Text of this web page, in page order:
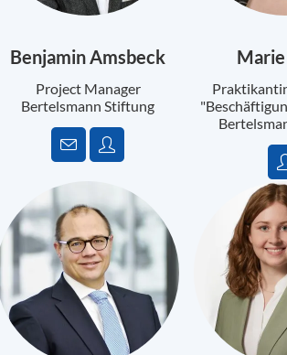
Benjamin Amsbeck
Project Manager
Bertelsmann Stiftung